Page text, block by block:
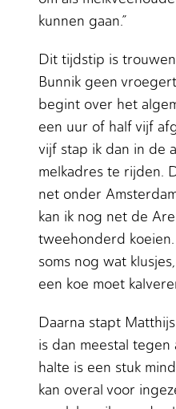
kunnen gaan.”
Dit tijdstip is
Bunnik geen
begint over het
een uur of half vijf
vijf stap ik dan in de
melkadres te rijden.
net onder
kan ik nog net de
tweehonderd
soms nog wat
een koe moet
Daarna stapt
is dan meestal
halte is een stuk
kan overal voor